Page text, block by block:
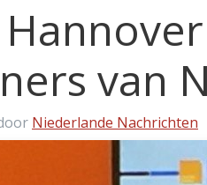
van
Niederlande Nachrichten